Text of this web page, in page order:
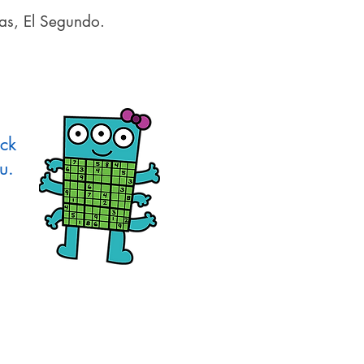
El Segundo.